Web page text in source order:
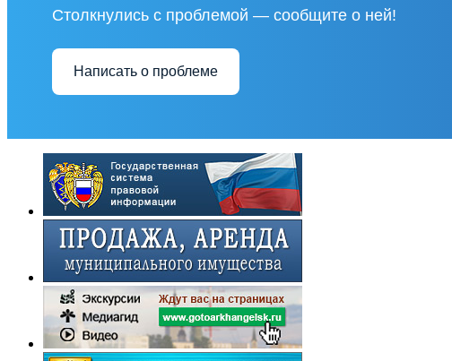
Столкнулись с проблемой — сообщите о ней!
Написать о проблеме